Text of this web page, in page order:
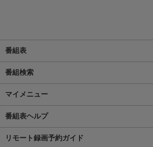
番組表
番組検索
マイメニュー
番組表ヘルプ
リモート録画予約ガイド